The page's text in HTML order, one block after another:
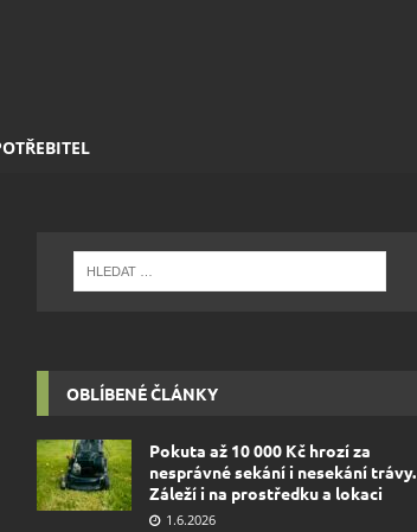
OBLÍBENÉ ČLÁNKY
Pokuta až 10 000 Kč hrozí za
nesprávné sekání i nesekání trávy.
Záleží i na prostředku a lokaci
1.6.2026